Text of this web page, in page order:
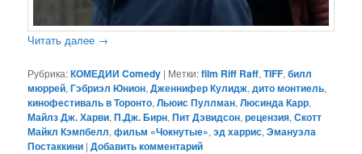
Читать далее →
Рубрика:КОМЕДИИ Comedy | Метки:film Riff Raff,TIFF,билл
мюррей,Гэбриэл Юнион,Дженнифер Кулидж,дито монтиель,
кинофестиваль в Торонто,Льюис Пуллман,Люсинда Карр,
Майлз Дж. Харви,П.Дж. Бирн,Пит Дэвидсон,рецензия,Скотт
Майкл Кэмпбелл,фильм «Чокнутые»,эд харрис,Эмануэла
Постаккини |Добавить комментарий